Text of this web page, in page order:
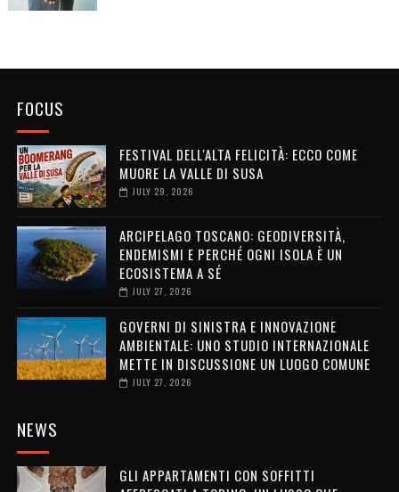
FOCUS
FESTIVAL DELL'ALTA FELICITÀ: ECCO COME
MUORE LA VALLE DI SUSA
JULY 29, 2026
ARCIPELAGO TOSCANO: GEODIVERSITÀ,
ENDEMISMI E PERCHÉ OGNI ISOLA È UN
ECOSISTEMA A SÉ
JULY 27, 2026
GOVERNI DI SINISTRA E INNOVAZIONE
AMBIENTALE: UNO STUDIO INTERNAZIONALE
METTE IN DISCUSSIONE UN LUOGO COMUNE
JULY 27, 2026
NEWS
GLI APPARTAMENTI CON SOFFITTI